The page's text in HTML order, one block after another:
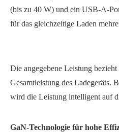
(bis zu 40 W) und ein USB-A-
für das gleichzeitige Laden
Die angegebene Leistung
Gesamtleistung des Ladegeräts.
wird die Leistung intelligent auf
GaN-Technologie für hohe